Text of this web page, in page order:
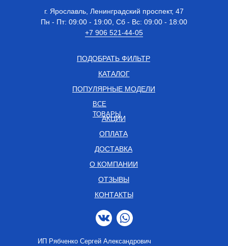
КАТАЛОГ
О КОМПАНИИ
КОНТАКТЫ
ОПЛАТА
г. Ярославль, Ленинградский проспект, 47
Пн - Пт: 09:00 - 19:00, Сб - Вс: 09:00 - 18:00
+7 906 521-44-05
АКЦИИ
ПОПУЛЯРНЫЕ МОДЕЛИ
ДОСТАВКА
ОТЗЫВЫ
ВСЕ
ТОВАРЫ
ПОДОБРАТЬ ФИЛЬТР
ИП Рябченко Сергей Александрович